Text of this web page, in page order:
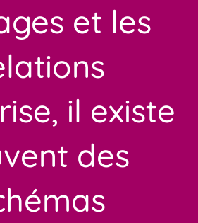
et les
il existe
des